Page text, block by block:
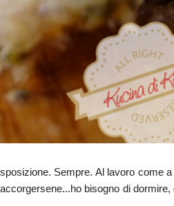
Sempre. Al lavoro come
bisogno di dormire,